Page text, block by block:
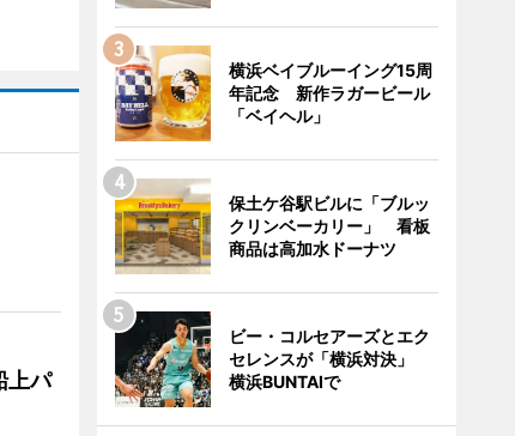
上パ
横浜ベイブルーイング15周
年記念 新作ラガービール
「ベイヘル」
保土ケ谷駅ビルに「ブルッ
クリンベーカリー」 看板
商品は高加水ドーナツ
ビー・コルセアーズとエク
セレンスが「横浜対決」
横浜BUNTAIで